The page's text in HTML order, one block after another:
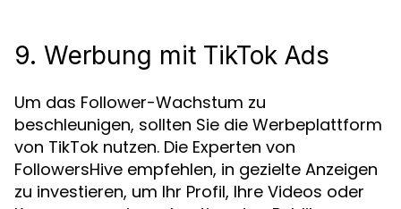
9. Werbung mit TikTok Ads
Um das Follower-Wachstum zu
beschleunigen, sollten Sie die Werbeplattform
von TikTok nutzen. Die Experten von
FollowersHive empfehlen, in gezielte Anzeigen
zu investieren, um Ihr Profil, Ihre Videos oder